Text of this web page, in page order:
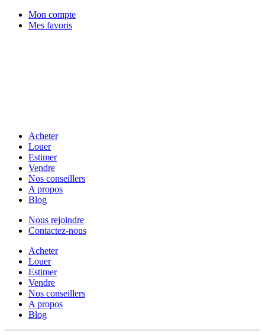
Mon compte
Mes favoris
Acheter
Louer
Estimer
Vendre
Nos conseillers
A propos
Blog
Nous rejoindre
Contactez-nous
Acheter
Louer
Estimer
Vendre
Nos conseillers
A propos
Blog